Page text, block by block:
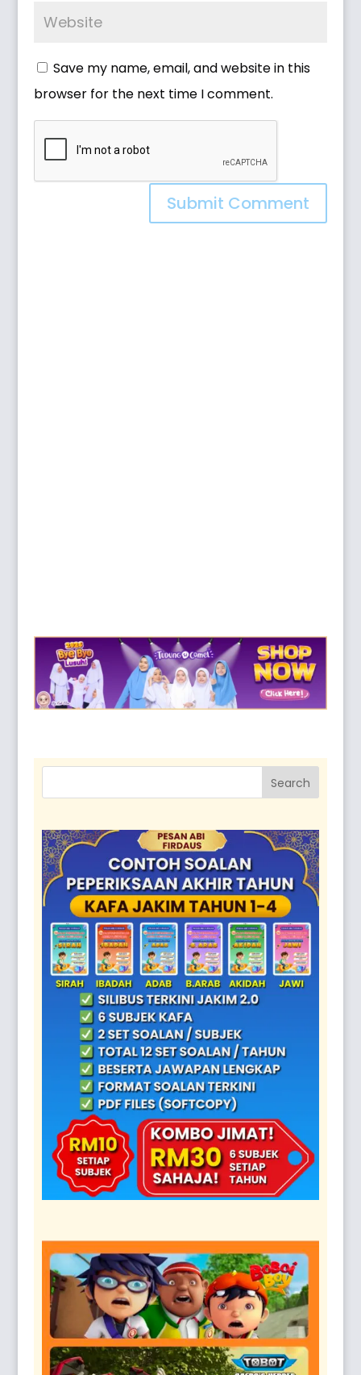
Save my name, email, and website in this
browser for the next time I comment.
Submit Comment